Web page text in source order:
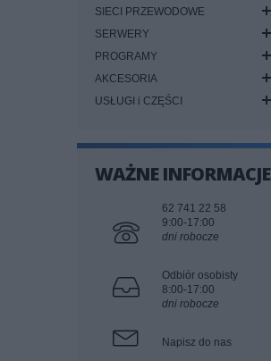
SIECI PRZEWODOWE
SERWERY
PROGRAMY
AKCESORIA
USŁUGI i CZĘŚCI
WAŻNE INFORMACJE
62 741 22 58
9:00-17:00
dni robocze
Odbiór osobisty
8:00-17:00
dni robocze
Napisz do nas